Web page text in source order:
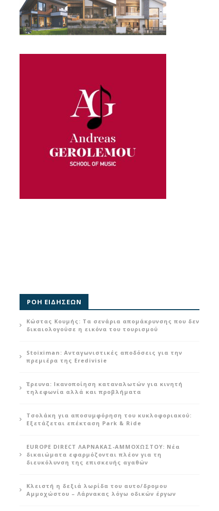
ΡΟΗ ΕΙΔΗΣΕΩΝ
Κώστας Κουμής: Τα σενάρια απομάκρυνσης που δεν
δικαιολογούσε η εικόνα του τουρισμού
Stoiximan: Ανταγωνιστικές αποδόσεις για την
πρεμιέρα της Eredivisie
Έρευνα: Ικανοποίηση καταναλωτών για κινητή
τηλεφωνία αλλά και προβλήματα
Τσολάκη για αποσυμφόρηση του κυκλοφοριακού:
Εξετάζεται επέκταση Park & Ride
EUROPE DIRECT ΛΑΡΝΑΚΑΣ-ΑΜΜΟΧΩΣΤΟΥ: Νέα
δικαιώματα εφαρμόζονται πλέον για τη
διευκόλυνση της επισκευής αγαθών
Κλειστή η δεξιά λωρίδα του αυτο/δρομου
Αμμοχώστου – Λάρνακας λόγω οδικών έργων